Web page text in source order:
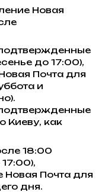
Новая
до 17:00),
Почта для
и
Киеву, как
18:00
Новая Почта для
дня.